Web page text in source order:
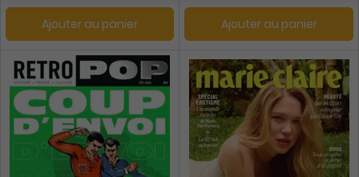
Ajouter au panier Ajouter au panier